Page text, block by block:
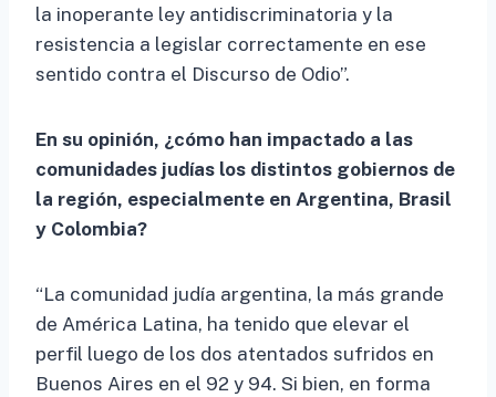
la inoperante ley antidiscriminatoria y la
resistencia a legislar correctamente en ese
sentido contra el Discurso de Odio”.
En su opinión, ¿cómo han impactado a las
comunidades judías los distintos gobiernos de
la región, especialmente en Argentina, Brasil
y Colombia?
“La comunidad judía argentina, la más grande
de América Latina, ha tenido que elevar el
perfil luego de los dos atentados sufridos en
Buenos Aires en el 92 y 94. Si bien, en forma